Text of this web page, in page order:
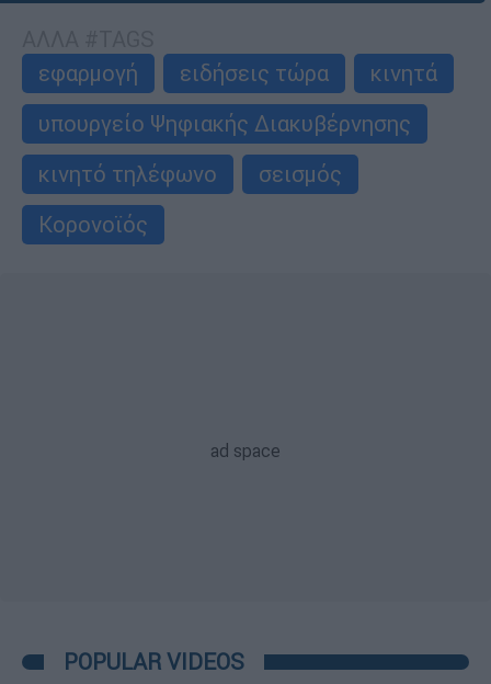
εφαρμογή
ειδήσεις τώρα
κινητά
υπουργείο Ψηφιακής Διακυβέρνησης
κινητό τηλέφωνο
σεισμός
Κορονοϊός
POPULAR VIDEOS